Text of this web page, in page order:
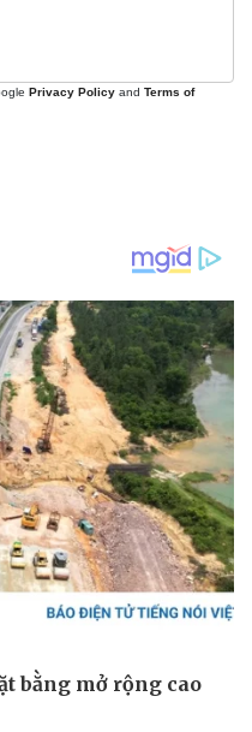
Privacy Policy and Terms of